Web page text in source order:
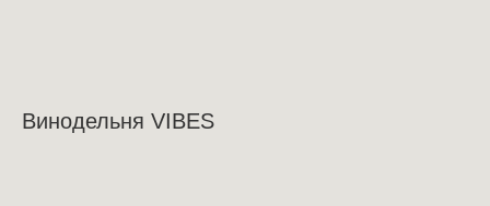
Винодельня VIBES